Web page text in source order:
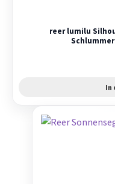
reer lumilu
In